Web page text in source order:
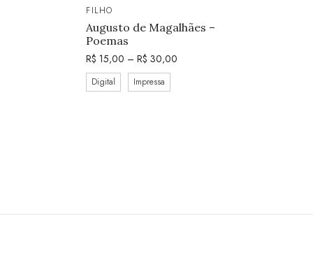
FILHO
Augusto de Magalhães –
Poemas
R$ 15,00 – R$ 30,00
Digital Impressa